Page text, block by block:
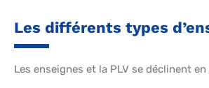
Les différents types
Les enseignes et la PLV se déclinent